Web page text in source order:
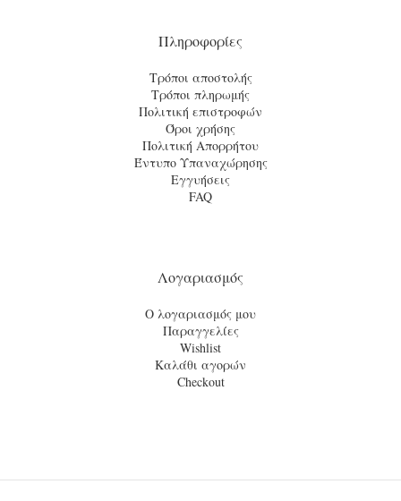
Πληροφορίες
Τρόποι αποστολής
Τρόποι πληρωμής
Πολιτική επιστροφών
Όροι χρήσης
Πολιτική Απορρήτου
Έντυπο Υπαναχώρησης
Εγγυήσεις
FAQ
Λογαριασμός
Ο λογαριασμός μου
Παραγγελίες
Wishlist
Καλάθι αγορών
Checkout